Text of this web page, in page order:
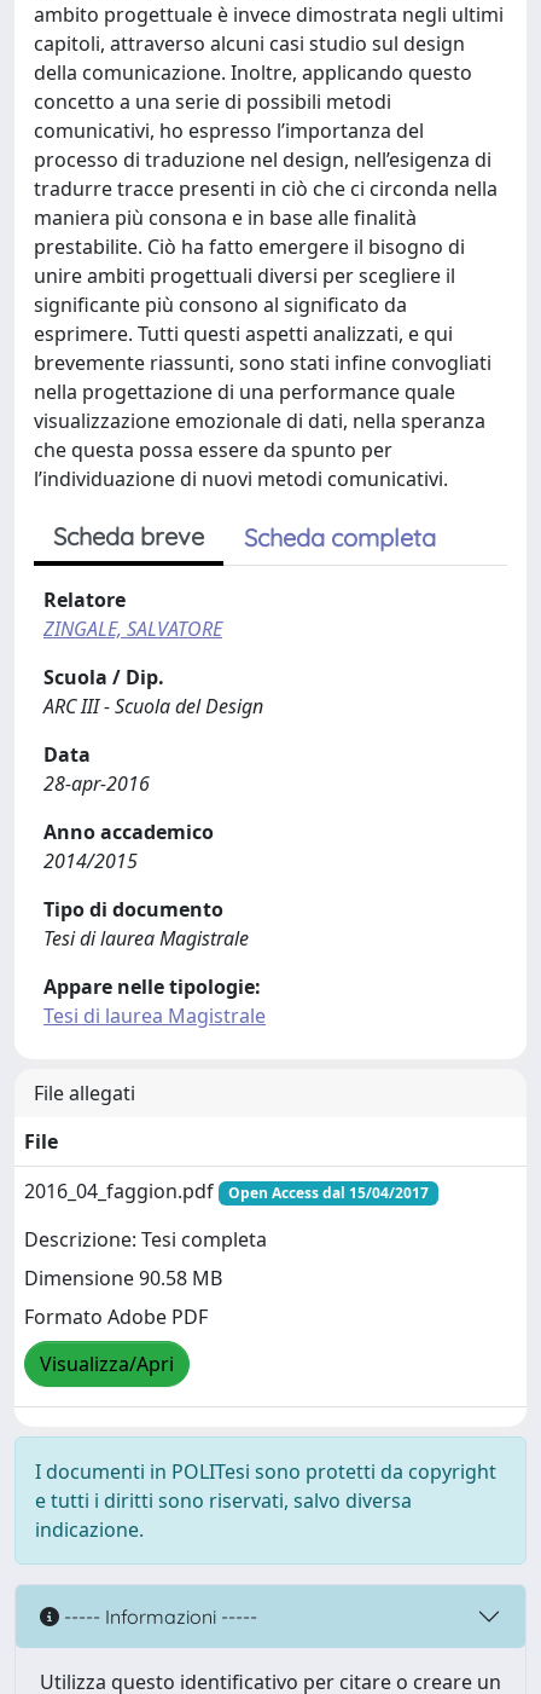
ambito progettuale è invece dimostrata negli ultimi
capitoli, attraverso alcuni casi studio sul design
della comunicazione. Inoltre, applicando questo
concetto a una serie di possibili metodi
comunicativi, ho espresso l’importanza del
processo di traduzione nel design, nell’esigenza di
tradurre tracce presenti in ciò che ci circonda nella
maniera più consona e in base alle finalità
prestabilite. Ciò ha fatto emergere il bisogno di
unire ambiti progettuali diversi per scegliere il
significante più consono al significato da
esprimere. Tutti questi aspetti analizzati, e qui
brevemente riassunti, sono stati infine convogliati
nella progettazione di una performance quale
visualizzazione emozionale di dati, nella speranza
che questa possa essere da spunto per
l’individuazione di nuovi metodi comunicativi.
Scheda breve Scheda completa
Relatore
ZINGALE, SALVATORE
Scuola / Dip.
ARC III - Scuola del Design
Data
28-apr-2016
Anno accademico
2014/2015
Tipo di documento
Tesi di laurea Magistrale
Appare nelle tipologie:
Tesi di laurea Magistrale
File allegati
File
2016_04_faggion.pdf
Open Access dal 15/04/2017
Descrizione: Tesi completa
Dimensione 90.58 MB
Formato Adobe PDF
Visualizza/Apri
I documenti in POLITesi sono protetti da copyright
e tutti i diritti sono riservati, salvo diversa
indicazione.
----- Informazioni -----
Utilizza questo identificativo per citare o creare un